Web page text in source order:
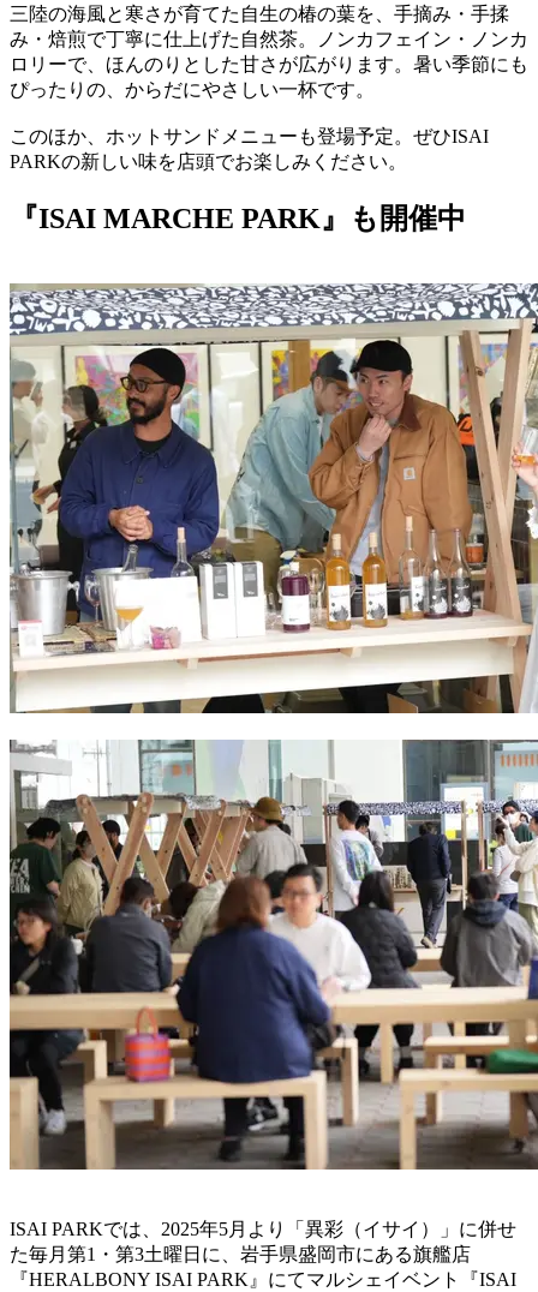
三陸の海風と寒さが育てた自生の椿の葉を、手摘み・手揉
み・焙煎で丁寧に仕上げた自然茶。ノンカフェイン・ノンカ
ロリーで、ほんのりとした甘さが広がります。暑い季節にも
ぴったりの、からだにやさしい一杯です。
このほか、ホットサンドメニューも登場予定。ぜひISAI
PARKの新しい味を店頭でお楽しみください。
『ISAI MARCHE PARK』も開催中
ISAI PARKでは、2025年5月より「異彩（イサイ）」に併せ
た毎月第1・第3土曜日に、岩手県盛岡市にある旗艦店
『HERALBONY ISAI PARK』にてマルシェイベント『ISAI